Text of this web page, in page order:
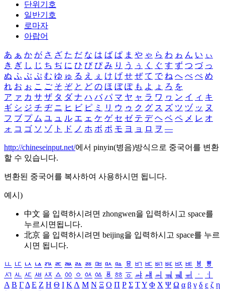
단위기호
일반기호
로마자
아랍어
あ ぁ か が さ ざ た だ な は ば ぱ ま や ゃ ら わ ゎ ん い ぃ
き ぎ し じ ち ぢ に ひ び ぴ み り う ぅ く ぐ す ず つ づ っ
ぬ ふ ぶ ぷ む ゆ ゅ る え ぇ け げ せ ぜ て で ね へ べ ぺ め
れ お ぉ こ ご そ ぞ と ど の ほ ぼ ぽ も よ ょ ろ を
ア ァ カ サ ザ タ ダ ナ ハ バ パ マ ヤ ャ ラ ワ ヮ ン イ ィ キ
ギ シ ジ チ ヂ ニ ヒ ビ ピ ミ リ ウ ゥ ク グ ス ズ ツ ヅ ッ ヌ
フ ブ プ ム ユ ュ ル エ ェ ケ ゲ セ ゼ テ デ ヘ ベ ペ メ レ オ
ォ コ ゴ ソ ゾ ト ド ノ ホ ボ ポ モ ヨ ョ ロ ヲ ―
http://chineseinput.net/에서 pinyin(병음)방식으로 중국어를 변환
할 수 있습니다.
변환된 중국어를 복사하여 사용하시면 됩니다.
예시)
中文 을 입력하시려면 zhongwen을 입력하시고 space를
누르시면됩니다.
北京 을 입력하시려면 beijing을 입력하시고 space를 누르
시면 됩니다.
ㅥ ㅦ ㅧ ㅨ ㅩ ㅪ ㅫ ㅬ ㅭ ㅮ ㅯ ㅰ ㅱ ㅲ ㅳ ㅴ ㅵ ㅶ ㅷ ㅸ
ㅹ
ㅺ ㅻ ㅼ ㅽ ㅾ ㅿ ㆀ ㆁ ㆂ ㆃ ㆄ ㆅ ㆆ ㆇ ㆈ ㆉ ㆊ ㆋ ㆌ ㆍ
ㆎ
Α Β ΓΔ Ε Ζ Η Θ Ι ΚΛ Μ Ν Ξ Ο Π Ρ Σ ΤΥ Φ Χ Ψ Ω α β γ δ ε ζ η